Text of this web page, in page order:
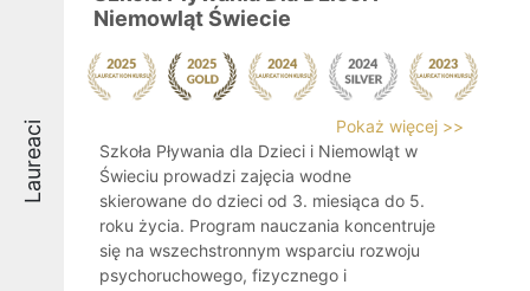
Laureaci
Niemowląt Świecie
Pokaż więcej >>
Szkoła Pływania dla Dzieci i Niemowląt w
Świeciu prowadzi zajęcia wodne
skierowane do dzieci od 3. miesiąca do 5.
roku życia. Program nauczania koncentruje
się na wszechstronnym wsparciu rozwoju
psychoruchowego, fizycznego i